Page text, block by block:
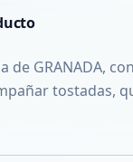
de GRANADA,
tostadas,